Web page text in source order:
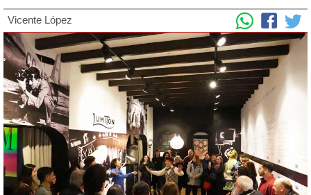
Vicente López